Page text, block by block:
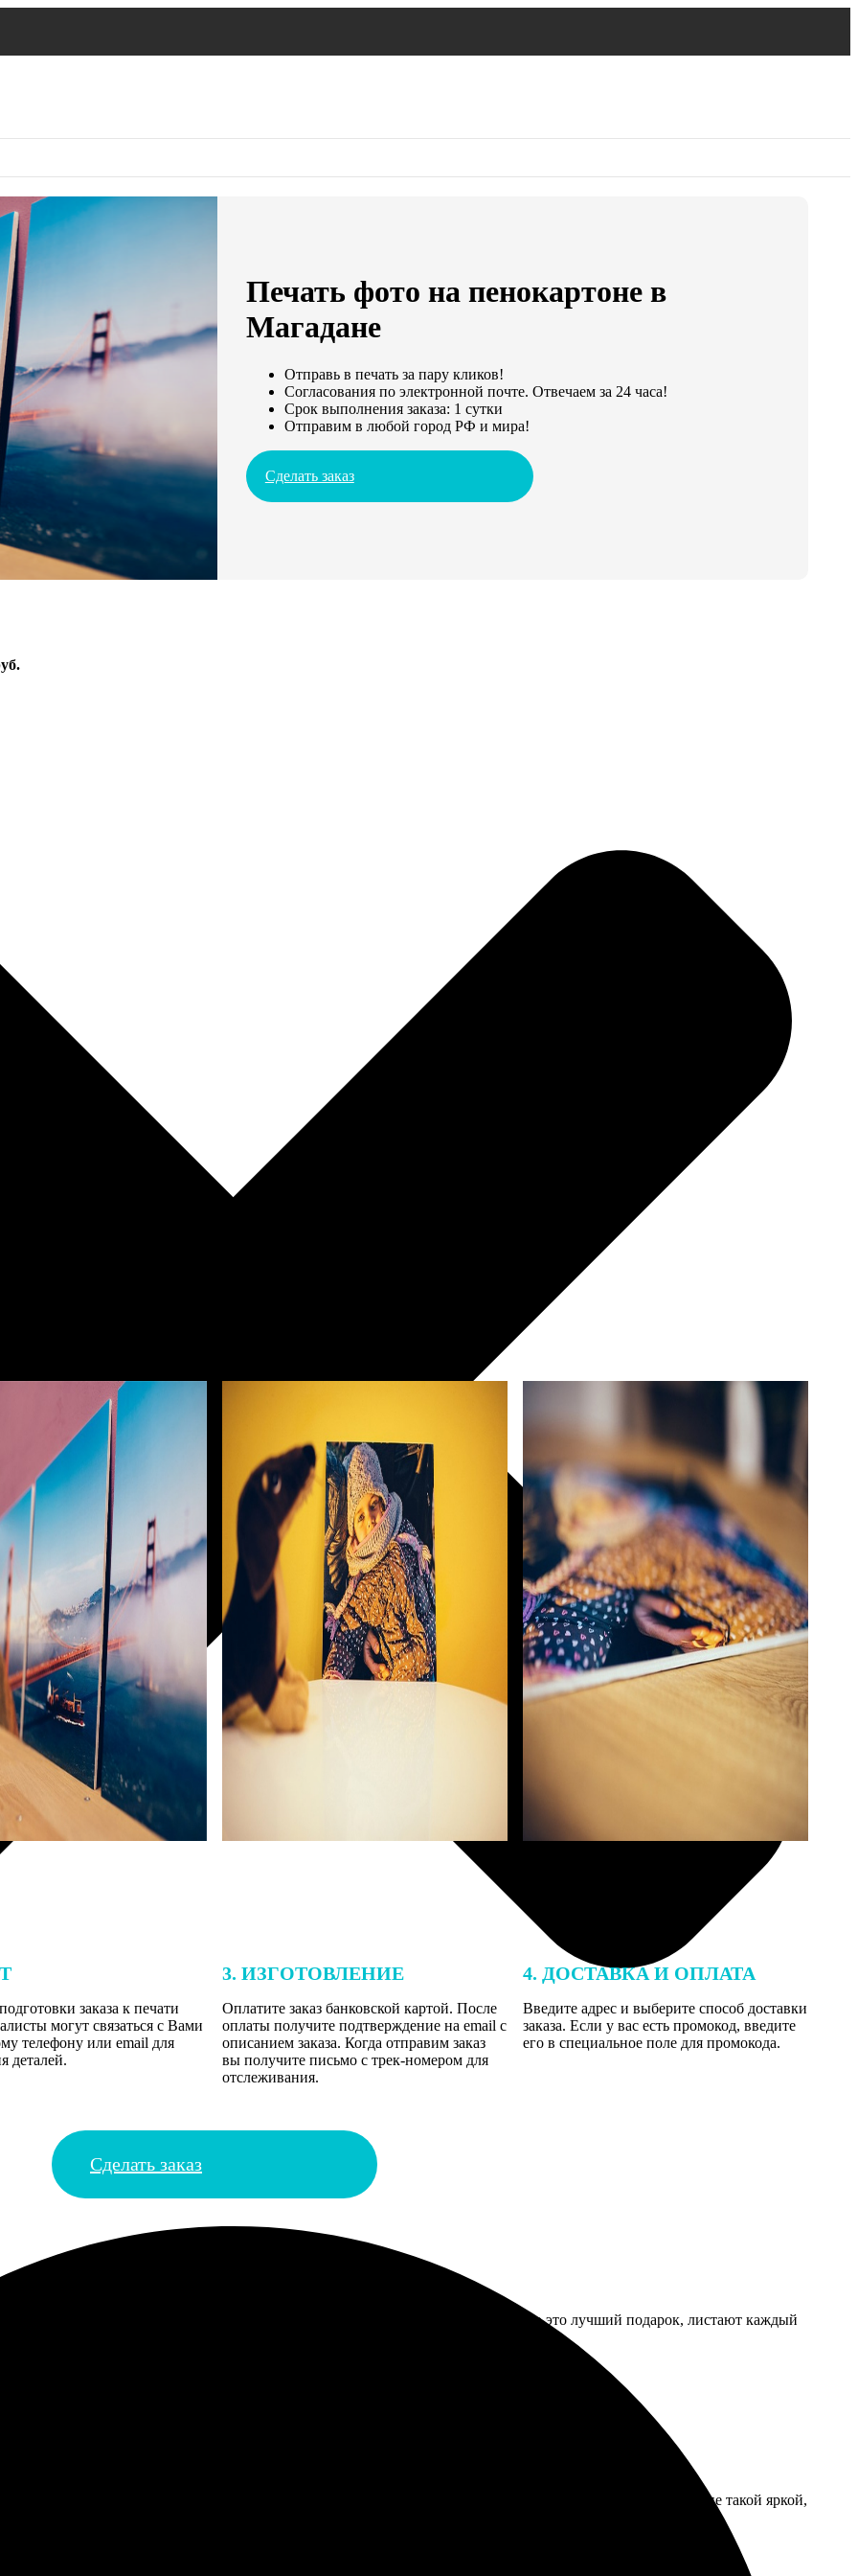
Печать фото на пенокартоне в
Магадане
Отправь в печать за пару кликов!
Согласования по электронной почте. Отвечаем за 24 часа!
Срок выполнения заказа: 1 сутки
Отправим в любой город РФ и мира!
Сделать заказ
заказа к печати
могут связаться с Вами
телефону или email для
деталей.
3. ИЗГОТОВЛЕНИЕ
Оплатите заказ банковской картой. После
оплаты получите подтверждение на email с
описанием заказа. Когда отправим заказ
вы получите письмо с трек-номером для
отслеживания.
4. ДОСТАВКА И ОПЛАТА
Введите адрес и выберите способ доставки
заказа. Если у вас есть промокод, введите
его в специальное поле для промокода.
Сделать заказ
Волновалась, что не успею, но уложилась в сроки. Родители сказали, что это лучший подарок, листают каждый
одно удовольствие, детали крепкие, магнитный слой держит хорошо. Только картинка на коробке была не такой яркой,